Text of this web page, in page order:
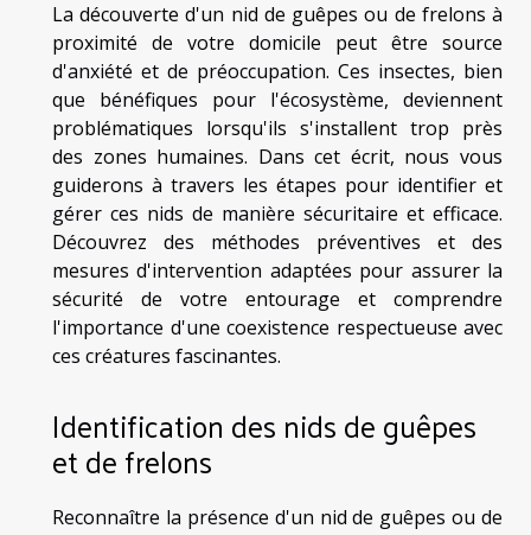
La découverte d'un nid de guêpes ou de frelons à
proximité de votre domicile peut être source
d'anxiété et de préoccupation. Ces insectes, bien
que bénéfiques pour l'écosystème, deviennent
problématiques lorsqu'ils s'installent trop près
des zones humaines. Dans cet écrit, nous vous
guiderons à travers les étapes pour identifier et
gérer ces nids de manière sécuritaire et efficace.
Découvrez des méthodes préventives et des
mesures d'intervention adaptées pour assurer la
sécurité de votre entourage et comprendre
l'importance d'une coexistence respectueuse avec
ces créatures fascinantes.
Identification des nids de guêpes
et de frelons
Reconnaître la présence d'un nid de guêpes ou de